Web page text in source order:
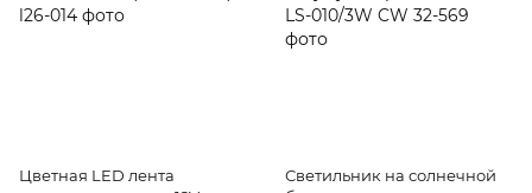
Цветная LED лента
Светильник на солнечной